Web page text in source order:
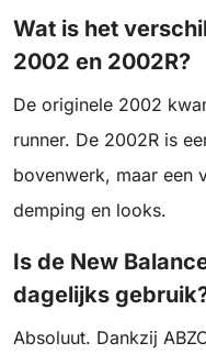
Wat is het
2002 en 2002R?
De originele 2002
runner. De 2002R is
bovenwerk, maar een
demping en looks.
Is de New
dagelijks
Absoluut. Dankzij